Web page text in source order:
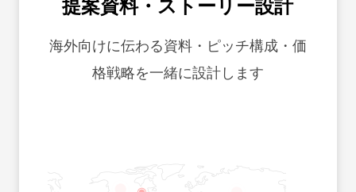
提案資料・ストーリー設計
海外向けに伝わる資料・ピッチ構成・価
格戦略を一緒に設計します